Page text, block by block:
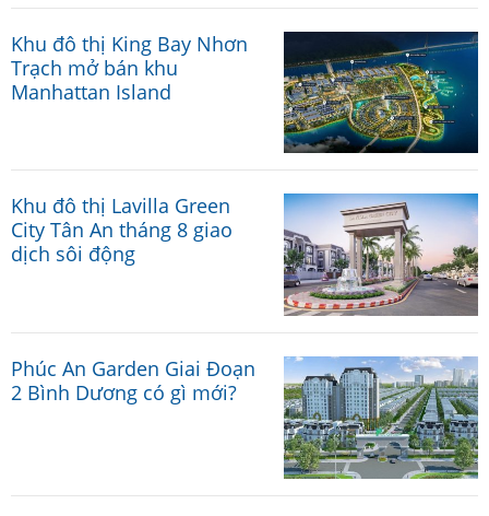
Khu đô thị King Bay Nhơn
Trạch mở bán khu
Manhattan Island
Khu đô thị Lavilla Green
City Tân An tháng 8 giao
dịch sôi động
Phúc An Garden Giai Đoạn
2 Bình Dương có gì mới?